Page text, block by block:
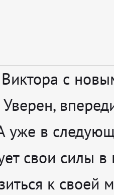
с
уже в
свои силы в
к своей